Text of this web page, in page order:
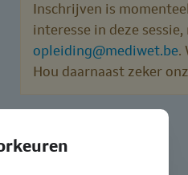
Inschrijven is
interesse in deze
opleiding@mediwet.be.
Hou daarnaast zeker